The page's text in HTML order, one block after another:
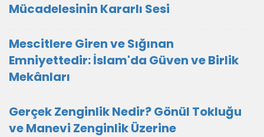
Mücadelesinin Kararlı Sesi
Mescitlere Giren ve Sığınan
Emniyettedir: İslam'da Güven ve Birlik
Mekânları
Gerçek Zenginlik Nedir? Gönül Tokluğu
ve Manevi Zenginlik Üzerine